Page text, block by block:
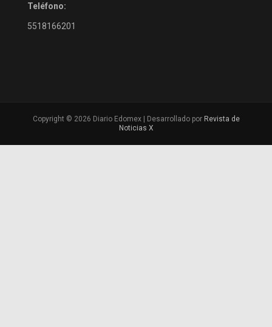
Teléfono:
5518166201
Copyright © 2026 Diario Edomex | Desarrollado por Revista de
Noticias X